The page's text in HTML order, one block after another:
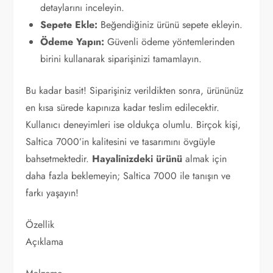
detaylarını inceleyin.
Sepete Ekle: Beğendiğiniz ürünü sepete ekleyin.
Ödeme Yapın: Güvenli ödeme yöntemlerinden
birini kullanarak siparişinizi tamamlayın.
Bu kadar basit! Siparişiniz verildikten sonra, ürününüz
en kısa sürede kapınıza kadar teslim edilecektir.
Kullanıcı deneyimleri ise oldukça olumlu. Birçok kişi,
Saltica 7000’in kalitesini ve tasarımını övgüyle
bahsetmektedir. Hayalinizdeki ürünü almak için
daha fazla beklemeyin; Saltica 7000 ile tanışın ve
farkı yaşayın!
Özellik
Açıklama